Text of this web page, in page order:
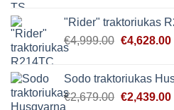
€4,450.00.
"Rider" traktoriukas
€4,999.00 Original
€4,999.00.
€4,628.00
Sodo traktoriukas
€2,679.00 Original
€2,439.00